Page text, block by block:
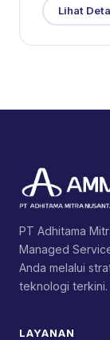
Lihat
PT Adhitama
Managed
Anda melalui
teknologi terkini.
LAYANAN